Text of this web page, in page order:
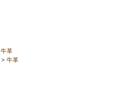
牛革
> 牛革